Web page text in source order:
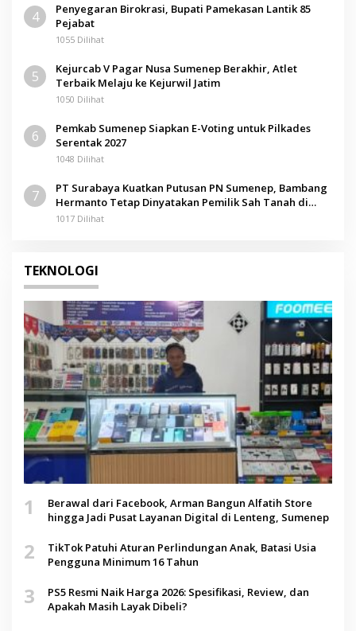
4
Penyegaran Birokrasi, Bupati Pamekasan Lantik 85
Pejabat
1055 Dilihat
5
Kejurcab V Pagar Nusa Sumenep Berakhir, Atlet
Terbaik Melaju ke Kejurwil Jatim
1050 Dilihat
6
Pemkab Sumenep Siapkan E-Voting untuk Pilkades
Serentak 2027
1048 Dilihat
7
PT Surabaya Kuatkan Putusan PN Sumenep, Bambang
Hermanto Tetap Dinyatakan Pemilik Sah Tanah di
Pamolokan
1017 Dilihat
TEKNOLOGI
1
Berawal dari Facebook, Arman Bangun Alfatih Store
hingga Jadi Pusat Layanan Digital di Lenteng, Sumenep
2
TikTok Patuhi Aturan Perlindungan Anak, Batasi Usia
Pengguna Minimum 16 Tahun
3
PS5 Resmi Naik Harga 2026: Spesifikasi, Review, dan
Apakah Masih Layak Dibeli?